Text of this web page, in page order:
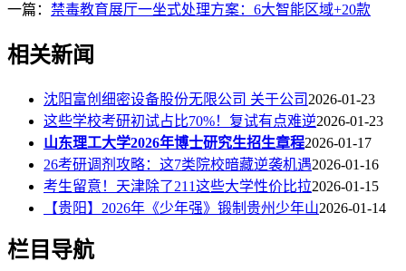
一篇： 禁毒教育展厅一坐式处理方案：6大智能区域+20款
相关新闻
沈阳富创细密设备股份无限公司 关于公司 2026-01-23
这些学校考研初试占比70%！复试有点难逆2026-01-23
山东理工大学2026年博士研究生招生章程2026-01-17
26考研调剂攻略：这7类院校暗藏逆袭机遇2026-01-16
考生留意！天津除了211这些大学性价比拉2026-01-15
【贵阳】2026年《少年强》锻制贵州少年山2026-01-14
栏目导航